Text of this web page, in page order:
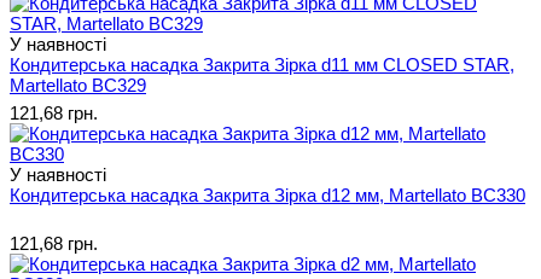
У наявності
Кондитерська насадка Закрита Зірка d11 мм CLOSED STAR,
Martellato BC329
121,68 грн.
У наявності
Кондитерська насадка Закрита Зірка d12 мм, Martellato BC330
121,68 грн.